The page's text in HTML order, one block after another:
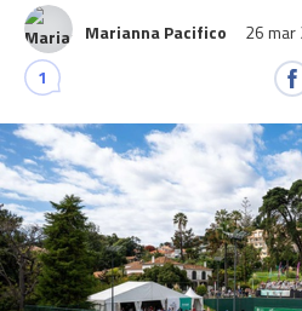
Marianna Pacifico 26 mar
1